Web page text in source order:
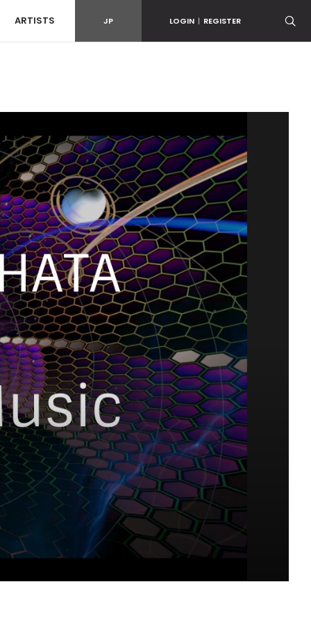
ARTISTS JP LOGIN | REGISTER